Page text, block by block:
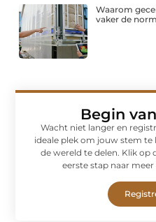
Waarom
vaker de
Begin
Wacht niet langer en
ideale plek om jouw stem
de wereld te delen. Klik op
eerste stap naar